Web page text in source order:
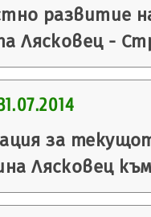
развитие
Лясковец -
за
Лясковец към